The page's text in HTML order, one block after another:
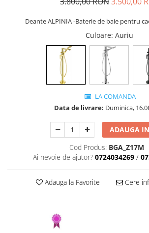
Deante ALPINIA -Baterie de baie pentru
Culoare: Auriu
LA COMANDA
Data de livrare: Duminica,
ADAUGA
Cod Produs: BGA_Z17M
Ai nevoie de ajutor? 0724034269 /
Adauga la Favorite Cere